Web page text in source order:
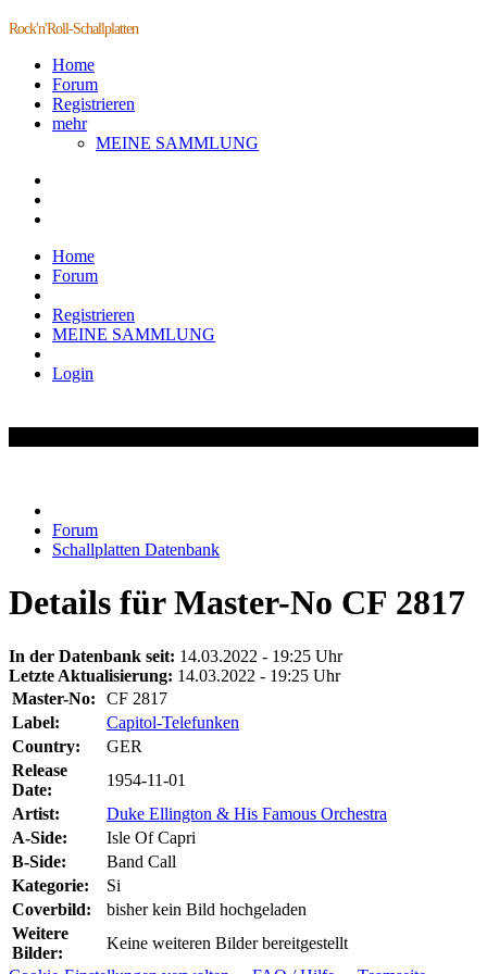
Rock'n'Roll-Schallplatten
Home
Forum
Registrieren
mehr
MEINE SAMMLUNG
Home
Forum
Registrieren
MEINE SAMMLUNG
Login
Forum
Schallplatten Datenbank
Details für Master-No CF 2817
In der Datenbank seit: 14.03.2022 - 19:25 Uhr
Letzte Aktualisierung: 14.03.2022 - 19:25 Uhr
Master-No:
CF 2817
Label:
Capitol-Telefunken
Country:
GER
Release
Date:
1954-11-01
Artist:
Duke Ellington & His Famous Orchestra
A-Side:
Isle Of Capri
B-Side:
Band Call
Kategorie:
Si
Coverbild:
bisher kein Bild hochgeladen
Weitere
Bilder:
Keine weiteren Bilder bereitgestellt